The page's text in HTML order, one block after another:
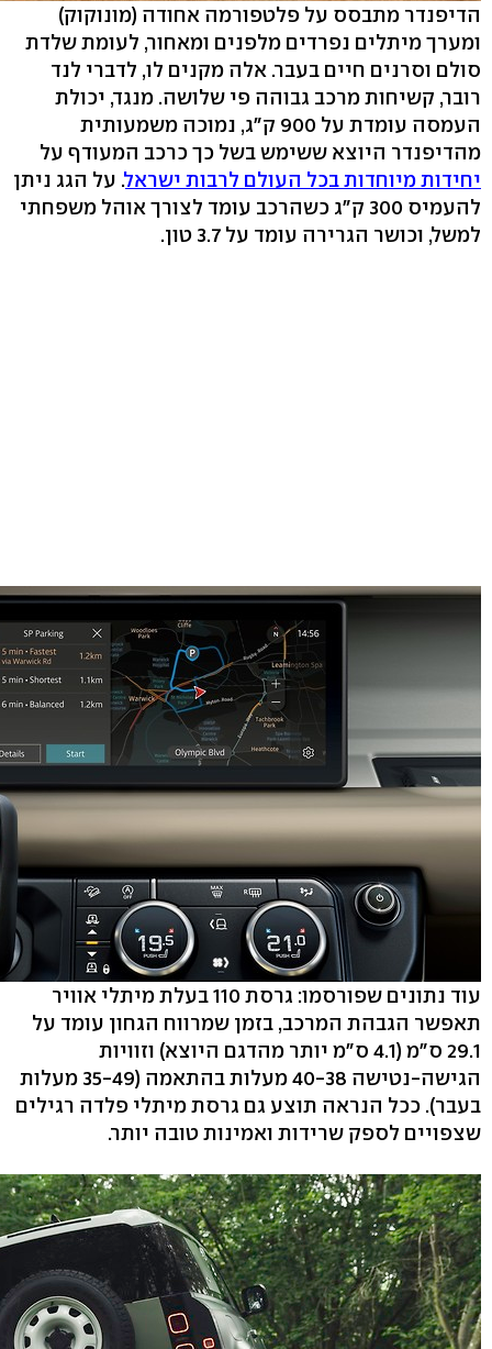
הדיפנדר מתבסס על פלטפורמה אחודה (מונוקוק)
ומערך מיתלים נפרדים מלפנים ומאחור, לעומת שלדת
סולם וסרנים חיים בעבר. אלה מקנים לו, לדברי לנד
רובר, קשיחות מרכב גבוהה פי שלושה. מנגד, יכולת
העמסה עומדת על 900 ק"ג, נמוכה משמעותית
מהדיפנדר היוצא ששימש בשל כך כרכב המעודף על
יחידות מיוחדות בכל העולם לרבות ישראל. על הגג ניתן
להעמיס 300 ק"ג כשהרכב עומד לצורך אוהל משפחתי
למשל, וכושר הגרירה עומד על 3.7 טון.
עוד נתונים שפורסמו: גרסת 110 בעלת מיתלי אוויר
תאפשר הגבהת המרכב, בזמן שמרווח הגחון עומד על
29.1 ס"מ (4.1 ס"מ יותר מהדגם היוצא) וזוויות
הגישה-נטישה 40-38 מעלות בהתאמה (35-49 מעלות
בעבר). ככל הנראה תוצע גם גרסת מיתלי פלדה רגילים
שצפויים לספק שרידות ואמינות טובה יותר.